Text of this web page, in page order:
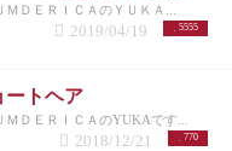
ＤＥＲＩＣＡのＹＵＫＡ...
5555
2019/04/19
ートヘア
ＤＥＲＩＣＡのYUKAです...
770
2018/12/21